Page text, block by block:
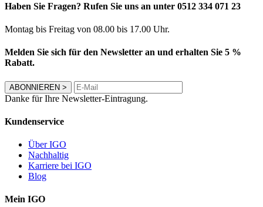
Haben Sie Fragen? Rufen Sie uns an unter 0512 334 071 23
Montag bis Freitag von 08.00 bis 17.00 Uhr.
Melden Sie sich für den Newsletter an und erhalten Sie 5 %
Rabatt.
ABONNIEREN >
Danke für Ihre Newsletter-Eintragung.
Kundenservice
Über IGO
Nachhaltig
Karriere bei IGO
Blog
Mein IGO